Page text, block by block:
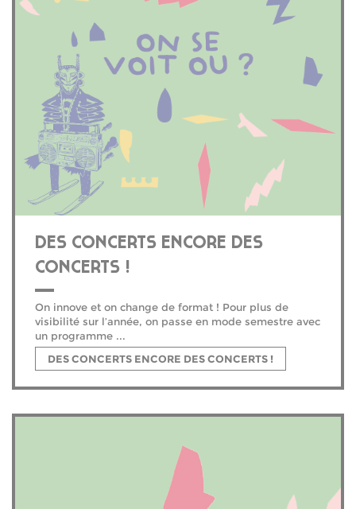
DES CONCERTS ENCORE DES
CONCERTS !
On innove et on change de format ! Pour plus de
visibilité sur l’année, on passe en mode semestre avec
un programme ...
DES CONCERTS ENCORE DES CONCERTS !